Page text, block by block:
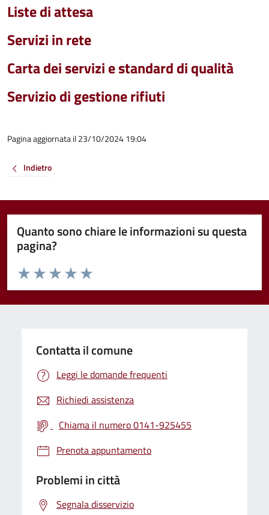
Liste di attesa
Servizi in rete
Carta dei servizi e standard di qualità
Servizio di gestione rifiuti
Pagina aggiornata il 23/10/2024 19:04
Indietro
Quanto sono chiare le informazioni su questa
pagina?
Valuta da 1 a 5 stelle la pagina
Valuta 5 stelle su 5
Valuta 4 stelle su 5
Valuta 3 stelle su 5
Valuta 2 stelle su 5
Valuta 1 stelle su 5
Contatta il comune
Leggi le domande frequenti
Richiedi assistenza
Chiama il numero 0141-925455
Prenota appuntamento
Problemi in città
Segnala disservizio